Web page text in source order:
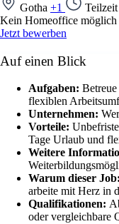
Gotha +1 Teilzeit
Kein Homeoffice möglich
Jetzt bewerben
Auf einen Blick
Aufgaben:
flexiblen
Unternehmen:
Vorteile:
Tage Urlaub und
Weitere
Warum dieser Job:
arbeite mit Herz in
Qualifikationen:
oder vergleichbare